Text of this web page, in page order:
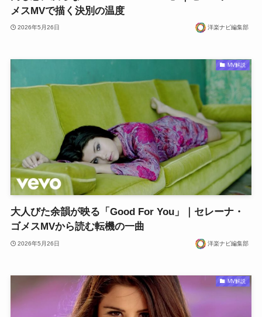
メスMVで描く決別の温度
2026年5月26日 洋楽ナビ編集部
MV解説
大人びた余韻が映る「Good For You」｜セレーナ・
ゴメスMVから読む転機の一曲
2026年5月26日 洋楽ナビ編集部
MV解説